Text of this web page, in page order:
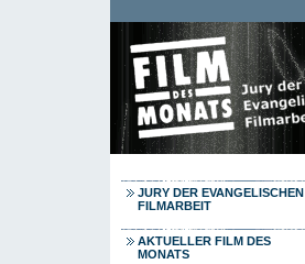
JURY DER EVANGELISCHEN
FILMARBEIT
AKTUELLER FILM DES
MONATS